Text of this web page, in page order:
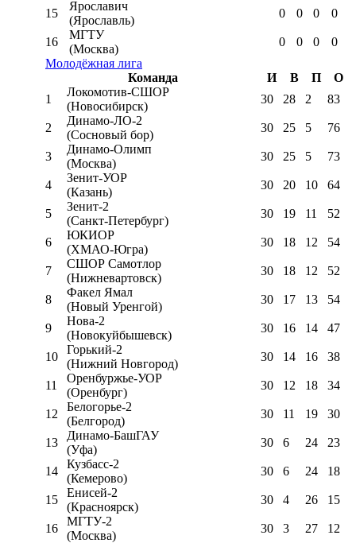
15
Ярославич
(Ярославль)
0 0 0 0
16
МГТУ
(Москва)
0 0 0
0
Молодёжная лига
Команда
И В П
О
1
Локомотив-CШОР
(Новосибирск)
30 28 2 83
2
Динамо-ЛО-2
(Сосновый бор)
30 25 5 76
3
Динамо-Олимп
(Москва)
30 25 5 73
4
Зенит-УОР
(Казань)
30 20 10 64
5
Зенит-2
(Санкт-Петербург)
30 19 11 52
6
ЮКИОР
(ХМАО-Югра)
30 18 12 54
7
СШОР Самотлор
(Нижневартовск)
30 18 12 52
8
Факел Ямал
(Новый Уренгой)
30 17 13 54
9
Нова-2
(Новокуйбышевск)
30 16 14 47
10
Горький-2
(Нижний Новгород)
30 14 16 38
11
Оренбуржье-УОР
(Оренбург)
30 12 18 34
12
Белогорье-2
(Белгород)
30 11 19 30
13
Динамо-БашГАУ
(Уфа)
30 6 24 23
14
Кузбасс-2
(Кемерово)
30 6 24 18
15
Енисей-2
(Красноярск)
30 4 26 15
16
МГТУ-2
(Москва)
30 3 27 12